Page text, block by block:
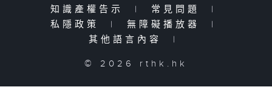
知識產權告示
| 常見問題
|
私隱政策
| 無障礙播放器
|
其他語言內容
|
© 2026 rthk.hk